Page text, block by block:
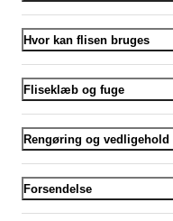
Hvor kan flisen bruges
Fliseklæb og fuge
Rengøring og vedligehold
Forsendelse